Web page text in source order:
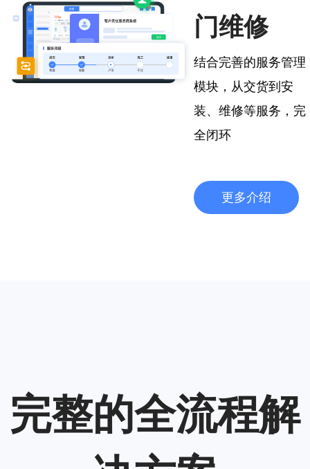
门维修
结合完善的服务管理
模块，从交货到安
装、维修等服务，完
全闭环
更多介绍
完整的全流程解